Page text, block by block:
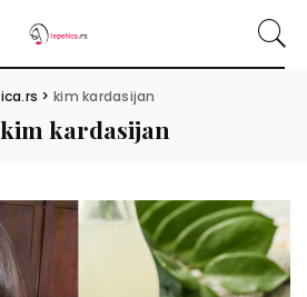
> kim kardasijan
kim kardasijan